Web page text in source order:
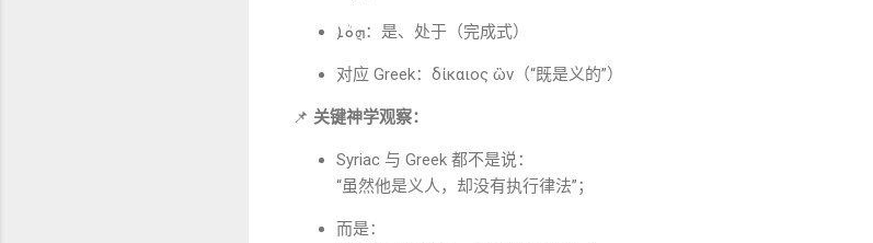
ܗ݈ܘܳܐ：是、处于（完成式）
对应 Greek：δίκαιος ὢν（“既是义的”）
📌 关键神学观察：
Syriac 与 Greek 都不是说：
“虽然他是义人，却没有执行律法”；
而是：